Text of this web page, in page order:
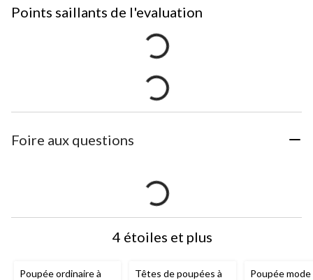
Points saillants de l'evaluation
Foire aux questions
4 étoiles et plus
Poupée ordinaire à
Têtes de poupées à
Poupée mode